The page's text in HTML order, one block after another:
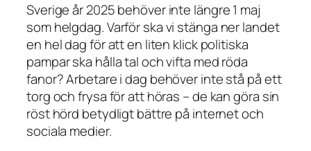
Sverige år 2025 behöver inte längre 1 maj
som helgdag. Varför ska vi stänga ner landet
en hel dag för att en liten klick politiska
pampar ska hålla tal och vifta med röda
fanor? Arbetare i dag behöver inte stå på ett
torg och frysa för att höras – de kan göra sin
röst hörd betydligt bättre på internet och
sociala medier.